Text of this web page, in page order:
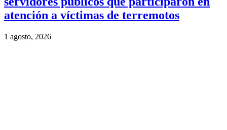
atención a víctimas de terremotos
1 agosto, 2026